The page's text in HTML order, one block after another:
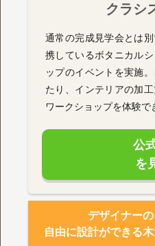
クラシ
通常の完成見学会とは
携しているボタニカル
ップのイベントを実施
たり、インテリアの加
ワークショップを体験で
公
を
デザイナー
自由に設計ができる